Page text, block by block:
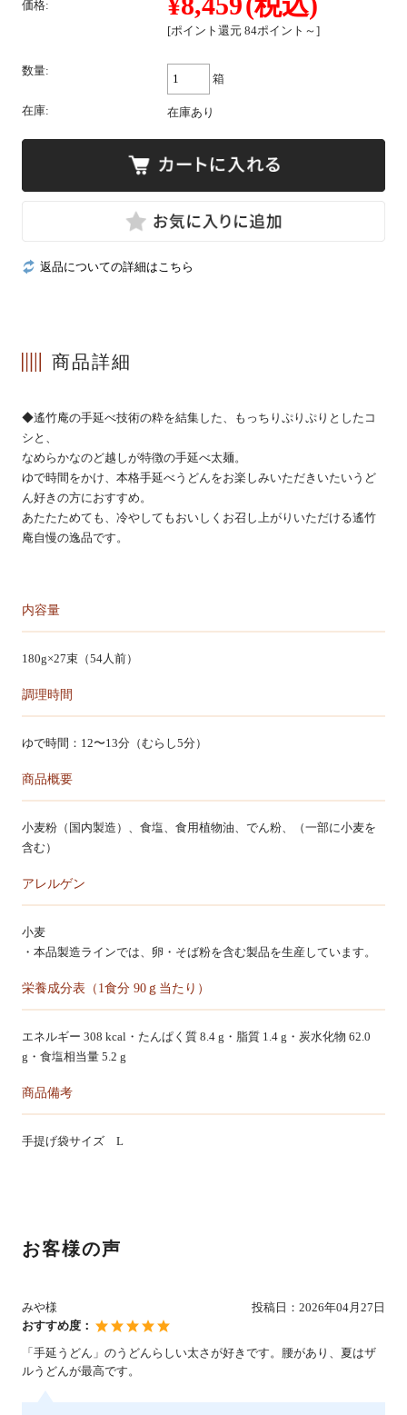
商品一覧
マイページ
よくあるご質問
お客様の声
お問い合わせ
会員登録・特典について
会社案内
価格:
[ポイント還元 84ポイント～]
数量:
箱
在庫: 在庫あり
返品についての詳細はこちら
商品詳細
◆遙竹庵の手延べ技術の粋を結集した、もっちりぷりぷりとしたコ
シと、
なめらかなのど越しが特徴の手延べ太麺。
ゆで時間をかけ、本格手延べうどんをお楽しみいただきいたいうど
ん好きの方におすすめ。
あたたためても、冷やしてもおいしくお召し上がりいただける遙竹
庵自慢の逸品です。
内容量
180g×27束（54人前）
調理時間
ゆで時間：12〜13分（むらし5分）
商品概要
小麦粉（国内製造）、食塩、食用植物油、でん粉、（一部に小麦を
含む）
アレルゲン
小麦
・本品製造ラインでは、卵・そば粉を含む製品を生産しています。
栄養成分表（1食分 90ｇ当たり）
エネルギー 308 kcal・たんぱく質 8.4 g・脂質 1.4 g・炭水化物 62.0
g・食塩相当量 5.2 g
商品備考
手提げ袋サイズ L
お客様の声
みや様 投稿日： 2026年04月27日
おすすめ度：
「手延うどん」のうどんらしい太さが好きです。腰があり、夏はザ
ルうどんが最高です。